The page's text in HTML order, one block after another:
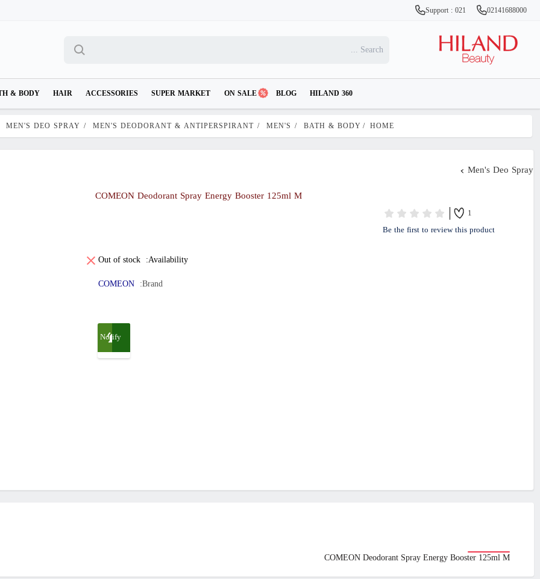
Support : 021 02141688000
& BODY HAIR ACCESSORIES SUPER MARKET ON SALE BLOG HILAND 360
HOME
/
BATH & BODY
/
MEN'S
/
MEN'S DEODORANT & ANTIPERSPIRANT
/
MEN'S DEO SPRAY
Men's Deo Spray
COMEON Deodorant Spray Energy Booster 125ml M
1
Be the first to review this product
Availability:
Out of stock
Brand:
COMEON
Notify
COMEON Deodorant Spray Energy Booster 125ml M